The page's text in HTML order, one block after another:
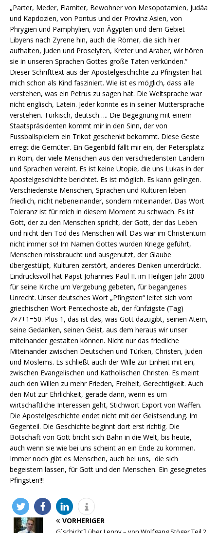
„Parter, Meder, Elamiter, Bewohner von Mesopotamien, Judäa
und Kapdozien, von Pontus und der Provinz Asien, von
Phrygien und Pamphylien, von Ägypten und dem Gebiet
Libyens nach Zyrene hin, auch die Römer, die sich hier
aufhalten, Juden und Proselyten, Kreter und Araber, wir hören
sie in unseren Sprachen Gottes große Taten verkünden.“
Dieser Schrifttext aus der Apostelgeschichte zu Pfingsten hat
mich schon als Kind fasziniert. Wie ist es möglich, dass alle
verstehen, was ein Petrus zu sagen hat. Die Weltsprache war
nicht englisch, Latein. Jeder konnte es in seiner Muttersprache
verstehen. Türkisch, deutsch….. Die Begegnung mit einem
Staatspräsidenten kommt mir in den Sinn, der von
Fussballspielern ein Trikot geschenkt bekommt. Diese Geste
erregt die Gemüter. Ein Gegenbild fällt mir ein, der Petersplatz
in Rom, der viele Menschen aus den verschiedensten Ländern
und Sprachen vereint. Es ist keine Utopie, die uns Lukas in der
Apostelgeschichte berichtet. Es ist möglich. Es kann gelingen.
Verschiedenste Menschen, Sprachen und Kulturen leben
friedlich, nicht nebeneinander, sondern miteinander. Das Wort
Toleranz ist für mich in diesem Moment zu schwach. Es ist
Gott, der zu den Menschen spricht, der Gott, der das Leben
und nicht den Tod des Menschen will. Das war im Christentum
nicht immer so! Im Namen Gottes wurden Kriege geführt,
Menschen missbraucht und ausgenutzt, der Glaube
übergestülpt, Kulturen zerstört, anderes Denken unterdrückt.
Eindrucksvoll hat Papst Johannes Paul II. im Heiligen Jahr 2000
für seine Kirche um Vergebung gebeten, für begangenes
Unrecht. Unser deutsches Wort „Pfingsten“ leitet sich vom
griechischen Wort Pentechoste ab, der fünfzigste (Tag)
7×7+1=50. Plus 1, das ist das, was Gott dazugibt, seinen Atem,
seine Gedanken, seinen Geist, aus dem heraus wir unser
miteinander gestalten können. Nicht nur das friedliche
Miteinander zwischen Deutschen und Türken, Christen, Juden
und Moslems. Es schließt auch der Wille zur Einheit mit ein,
zwischen Evangelischen und Katholischen Christen. Es meint
auch den Willen zu mehr Frieden, Freiheit, Gerechtigkeit. Auch
den Mut zur Ehrlichkeit, gerade dann, wenn es um
wirtschaftliche Interessen geht, Stichwort Export von Waffen.
Die Apostelgeschichte endet nicht mit der Geistsendung. Im
Gegenteil. Die Geschichte beginnt dort erst richtig. Die
Botschaft von Gott bricht sich Bahn in die Welt, bis heute,
auch wenn sie wie bei uns scheint an ein Ende zu kommen.
Immer noch gibt es Menschen, auch bei uns, die sich
begeistern lassen, für Gott und den Menschen. Ein gesegnetes
Pfingsten!!!
VORHERIGER